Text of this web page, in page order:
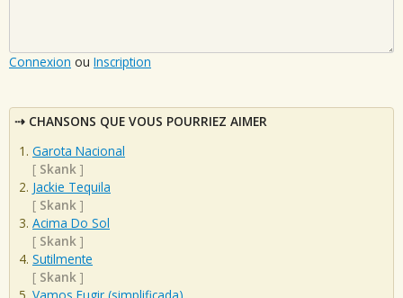
Connexion ou Inscription
CHANSONS QUE VOUS POURRIEZ AIMER
Garota Nacional
[ Skank ]
Jackie Tequila
[ Skank ]
Acima Do Sol
[ Skank ]
Sutilmente
[ Skank ]